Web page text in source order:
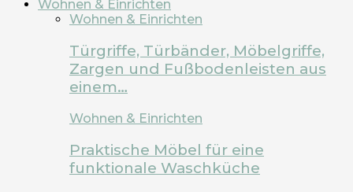
Wohnen & Einrichten
Wohnen & Einrichten
Türgriffe, Türbänder, Möbelgriffe,
Zargen und Fußbodenleisten aus
einem…
Wohnen & Einrichten
Praktische Möbel für eine
funktionale Waschküche